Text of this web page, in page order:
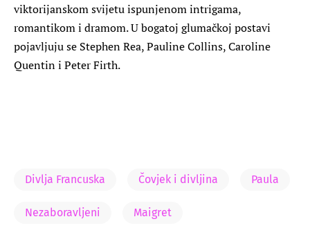
viktorijanskom svijetu ispunjenom intrigama,
romantikom i dramom. U bogatoj glumačkoj postavi
pojavljuju se Stephen Rea, Pauline Collins, Caroline
Quentin i Peter Firth.
Divlja Francuska Čovjek i divljina Paula
Nezaboravljeni Maigret